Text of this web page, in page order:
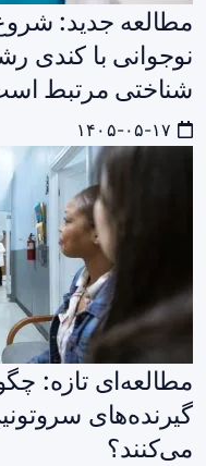
مطالعه جدید:
نوجوانی با کندی
شناختی مرتبط
مطالعه‌ای تازه:
گیرنده‌های
می‌کنند؟